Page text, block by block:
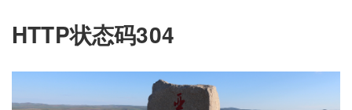
HTTP状态码304